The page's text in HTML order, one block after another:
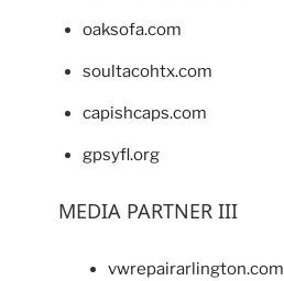
oaksofa.com
soultacohtx.com
capishcaps.com
gpsyfl.org
MEDIA PARTNER III
vwrepairarlington.com